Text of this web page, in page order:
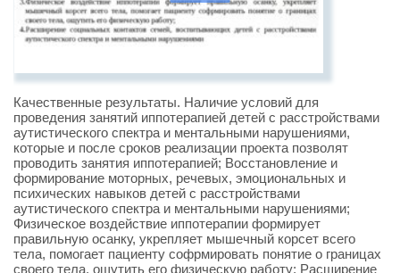
Качественные результаты. Наличие условий для
проведения занятий иппотерапией детей с расстройствами
аутистического спектра и ментальными нарушениями,
которые и после сроков реализации проекта позволят
проводить занятия иппотерапией; Восстановление и
формирование моторных, речевых, эмоциональных и
психических навыков детей с расстройствами
аутистического спектра и ментальными нарушениями;
Физическое воздействие иппотерапии формирует
правильную осанку, укрепляет мышечный корсет всего
тела, помогает пациенту софрмировать понятие о границах
своего тела, ощутить его физическую работу; Расширение